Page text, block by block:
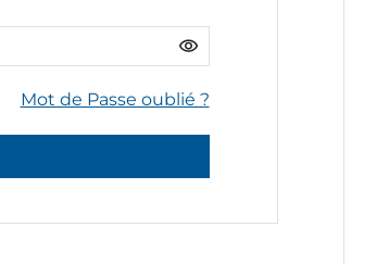
Mot de Passe oublié ?